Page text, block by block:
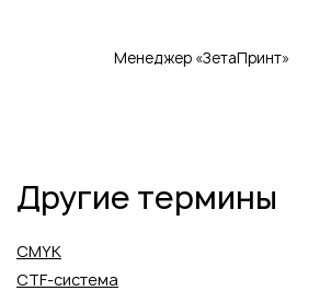
Менеджер «ЗетаПринт»
Другие термины
CMYK
CTF-система